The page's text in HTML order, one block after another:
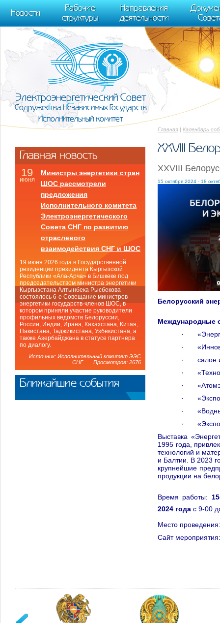
m[i].l=1*new Date(); for (var j = 0; j < document.scripts.length; j++) {if
[0],k.async=1,k.src=r,a.parentNode.insertBefore(k,a)}) (window,
trackLinks:true, accurateTrackBounce:true });
Новости
Рабочие
структуры
Направления
деятельности
Электроэнергетический Совет
Содружества Независимых Государств
Исполнительный комитет
Главная | Календарь
XXVIII
XXVIII
15 октября 2024 - 18
Белорусский
Международные
·
·
· cалон
·
·
·
· «Водные
·
Выставка
1995 года,
технологий и
и Балтии. В 2023
крупнейшие
продукции на
Время работы:
2024 года с 9-00
Место
Сайт
Главная новость
19
июня
Министры энергетики стран
ШОС рассмотрели
предложения
Исполнительного комитета
Электроэнергетического
Совета СНГ по развитию
отраслевого
взаимодействия СНГ и ШОС
19 июня 2026 года в Государственной
резиденции президента Кыргызской
Республики «Ала-Арча» в Бишкеке под
председательством министра энергетики
Кыргызстана Алтынбека Рысбекова
состоялось 6-е Совещание министров
энергетики государств-членов ШОС, в
котором приняли участие руководители
профильных ведомств Белоруссии,
России, Индии, Ирана, Кахахстана, Китая,
Пакистана, Таджикистана, Узбекистана, а
также Азербайджана в статусе партнера
по диалогу.
Источник: Исполнительный комитет ЭЭС
СНГ Просмотров: 2676
Ближайшие события